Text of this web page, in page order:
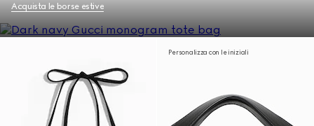
Acquista le borse estive
Personalizza con le iniziali